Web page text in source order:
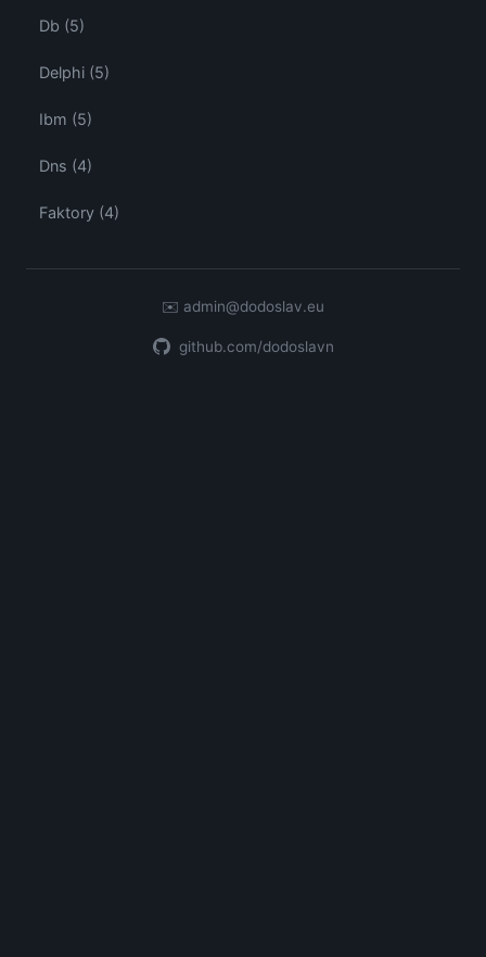
Db (5)
Delphi (5)
Ibm (5)
Dns (4)
Faktory (4)
✉️ admin@dodoslav.eu
github.com/dodoslavn